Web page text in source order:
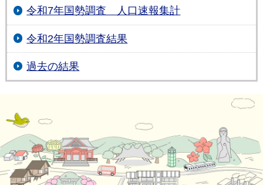
令和7年国勢調査 人口速報集計
令和2年国勢調査結果
過去の結果